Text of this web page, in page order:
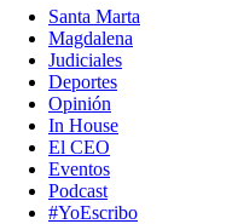
Santa Marta
Magdalena
Judiciales
Deportes
Opinión
In House
El CEO
Eventos
Podcast
#YoEscribo